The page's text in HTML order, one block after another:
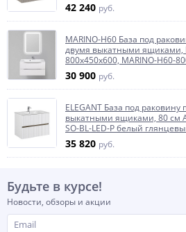
42 240 руб.
MARINO-H60 База под
двумя выкатными ящиками,
800x450x600, MARINO-H60-
30 900 руб.
ELEGANT База под раковину
выкатными ящиками, 80 см
SO-BL-LED-P белый
35 820 руб.
Будьте в курсе!
Новости, обзоры и акции